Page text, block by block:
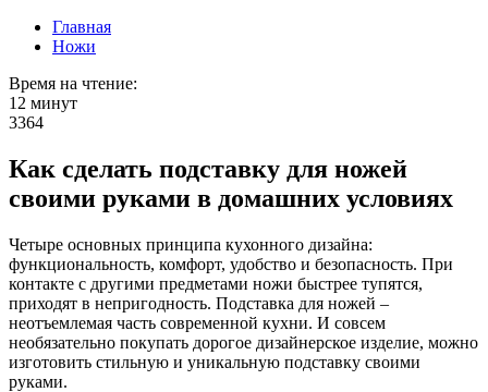
Главная
Ножи
Время на чтение:
12 минут
3364
Как сделать подставку для ножей
своими руками в домашних условиях
Четыре основных принципа кухонного дизайна:
функциональность, комфорт, удобство и безопасность. При
контакте с другими предметами ножи быстрее тупятся,
приходят в непригодность. Подставка для ножей –
неотъемлемая часть современной кухни. И совсем
необязательно покупать дорогое дизайнерское изделие, можно
изготовить стильную и уникальную подставку своими
руками.